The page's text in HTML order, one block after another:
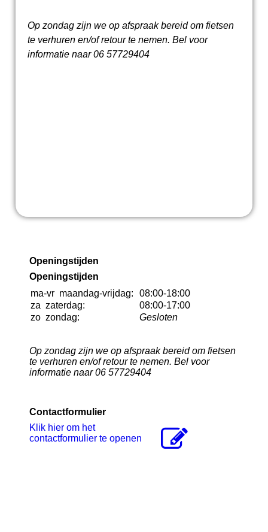
Op zondag zijn we op afspraak bereid om fietsen
te verhuren en/of retour te nemen. Bel voor
informatie naar 06 57729404
Openingstijden
Openingstijden
ma-vr maandag-vrijdag:
08:00-18:00
zazaterdag:
08:00-17:00
zozondag: Gesloten
Op zondag zijn we op afspraak bereid om fietsen
te verhuren en/of retour te nemen. Bel voor
informatie naar 06 57729404
Contactformulier
Klik hier om het
contactformulier te openen